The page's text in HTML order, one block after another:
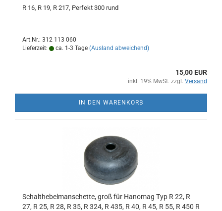
R 16, R 19, R 217, Perfekt 300 rund
Art.Nr.: 312 113 060
Lieferzeit:
ca. 1-3 Tage (Ausland abweichend)
15,00 EUR
inkl. 19% MwSt. zzgl. Versand
IN DEN WARENKORB
Schalthebelmanschette, groß für Hanomag Typ R 22, R
27, R 25, R 28, R 35, R 324, R 435, R 40, R 45, R 55, R 450 R